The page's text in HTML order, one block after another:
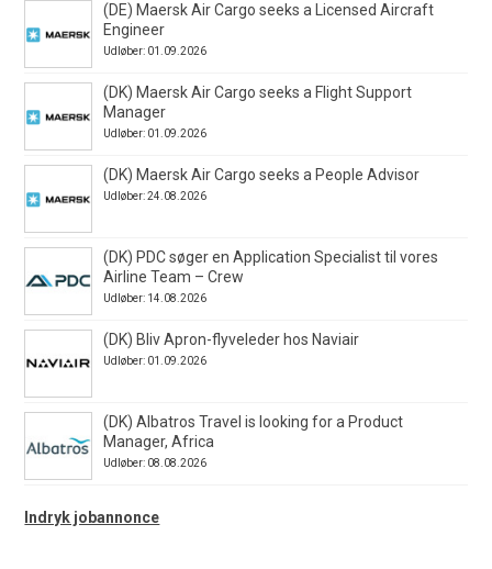
(DE) Maersk Air Cargo seeks a Licensed Aircraft
Engineer
Udløber: 01.09.2026
(DK) Maersk Air Cargo seeks a Flight Support
Manager
Udløber: 01.09.2026
(DK) Maersk Air Cargo seeks a People Advisor
Udløber: 24.08.2026
(DK) PDC søger en Application Specialist til vores
Airline Team – Crew
Udløber: 14.08.2026
(DK) Bliv Apron-flyveleder hos Naviair
Udløber: 01.09.2026
(DK) Albatros Travel is looking for a Product
Manager, Africa
Udløber: 08.08.2026
Indryk jobannonce